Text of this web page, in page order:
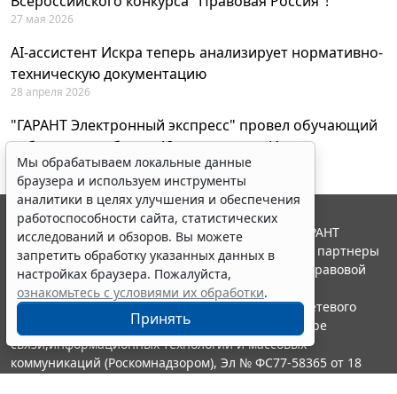
27 мая 2026
AI-ассистент Искра теперь анализирует нормативно-
техническую документацию
28 апреля 2026
"ГАРАНТ Электронный экспресс" провел обучающий
вебинар по работе с AI-ассистентом Искра
23 апреля 2026
Мы обрабатываем локальные данные
браузера и используем инструменты
аналитики в целях улучшения и обеспечения
работоспособности сайта, статистических
исследований и обзоров. Вы можете
запретить обработку указанных данных в
настройках браузера. Пожалуйста,
ознакомьтесь с условиями их обработки.
Принять
© ООО "НПП "ГАРАНТ-СЕРВИС", 2026. Система ГАРАНТ
выпускается с 1990 года. Компания "Гарант" и ее партнеры
являются участниками Российской ассоциации правовой
информации ГАРАНТ.
Портал ГАРАНТ.РУ зарегистрирован в качестве сетевого
издания Федеральной службой по надзору в сфере
связи,информационных технологий и массовых
коммуникаций (Роскомнадзором), Эл № ФС77-58365 от 18